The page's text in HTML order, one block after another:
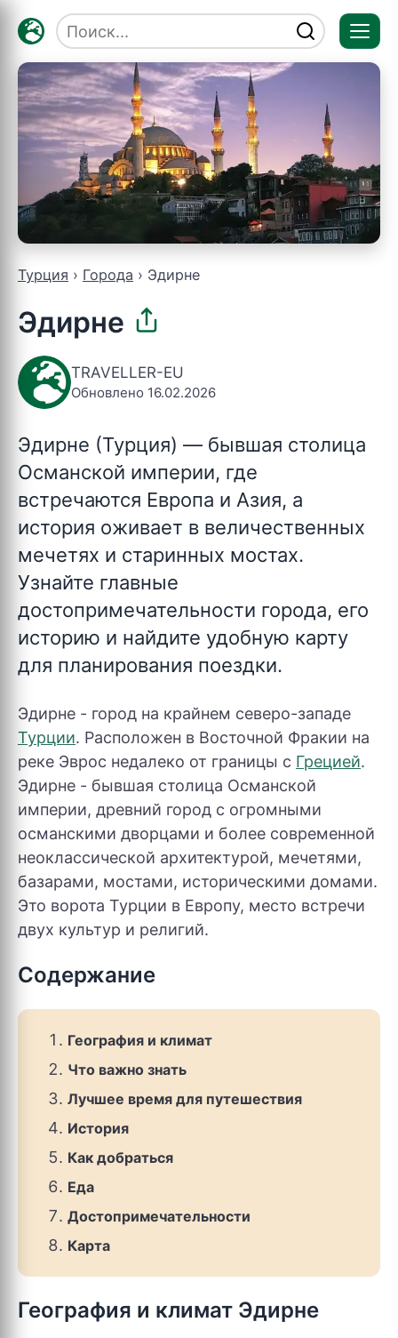
Турция Города Эдирне
Эдирне
TRAVELLER-EU
Обновлено 16.02.2026
Эдирне (Турция) — бывшая столица
Османской империи, где
встречаются Европа и Азия, а
история оживает в величественных
мечетях и старинных мостах.
Узнайте главные
достопримечательности города, его
историю и найдите удобную карту
для планирования поездки.
Эдирне - город на крайнем северо-западе
Турции. Расположен в Восточной Фракии на
реке Эврос недалеко от границы с Грецией.
Эдирне - бывшая столица Османской
империи, древний город с огромными
османскими дворцами и более современной
неоклассической архитектурой, мечетями,
базарами, мостами, историческими домами.
Это ворота Турции в Европу, место встречи
двух культур и религий.
Содержание
География и климат
Что важно знать
Лучшее время для путешествия
История
Как добраться
Еда
Достопримечательности
Карта
География и климат Эдирне